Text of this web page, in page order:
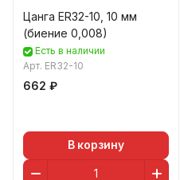
Цанга ER32-10, 10 мм
(биение 0,008)
Есть в наличии
Арт. ER32-10
662 ₽
В корзину